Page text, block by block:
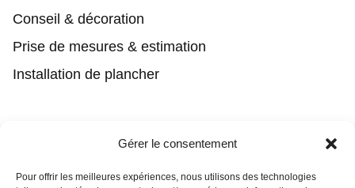
Gérer le consentement
Pour offrir les meilleures expériences, nous utilisons des technologies
Conseil & décoration
Prise de mesures & estimation
Installation de plancher